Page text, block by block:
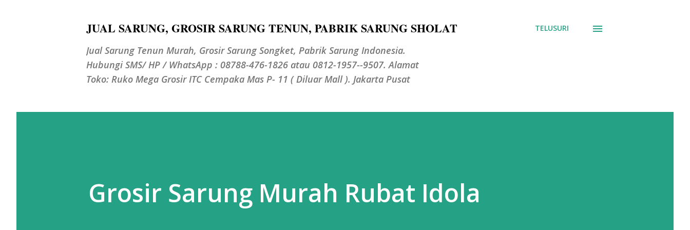
JUAL SARUNG, GROSIR SARUNG TENUN, PABRIK SARUNG SHOLAT
Jual Sarung Tenun Murah, Grosir Sarung Songket, Pabrik Sarung Indonesia.
Hubungi SMS/ HP / WhatsApp : 08788-476-1826 atau 0812-1957--9507. Alamat
Toko: Ruko Mega Grosir ITC Cempaka Mas P- 11 ( Diluar Mall ). Jakarta Pusat
TELUSURI
Grosir Sarung Murah Rubat Idola